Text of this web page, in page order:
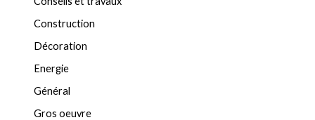
Construction
Décoration
Energie
Général
Gros oeuvre